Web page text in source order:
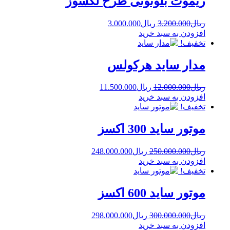
ریال3.200.000 ریال3.000.000
افزودن به سبد خرید
تخفیف!
مدار ساید هرکولس
ریال12.000.000 ریال11.500.000
افزودن به سبد خرید
تخفیف!
موتور ساید 300 اکسز
ریال250.000.000 ریال248.000.000
افزودن به سبد خرید
تخفیف!
موتور ساید 600 اکسز
ریال300.000.000 ریال298.000.000
افزودن به سبد خرید